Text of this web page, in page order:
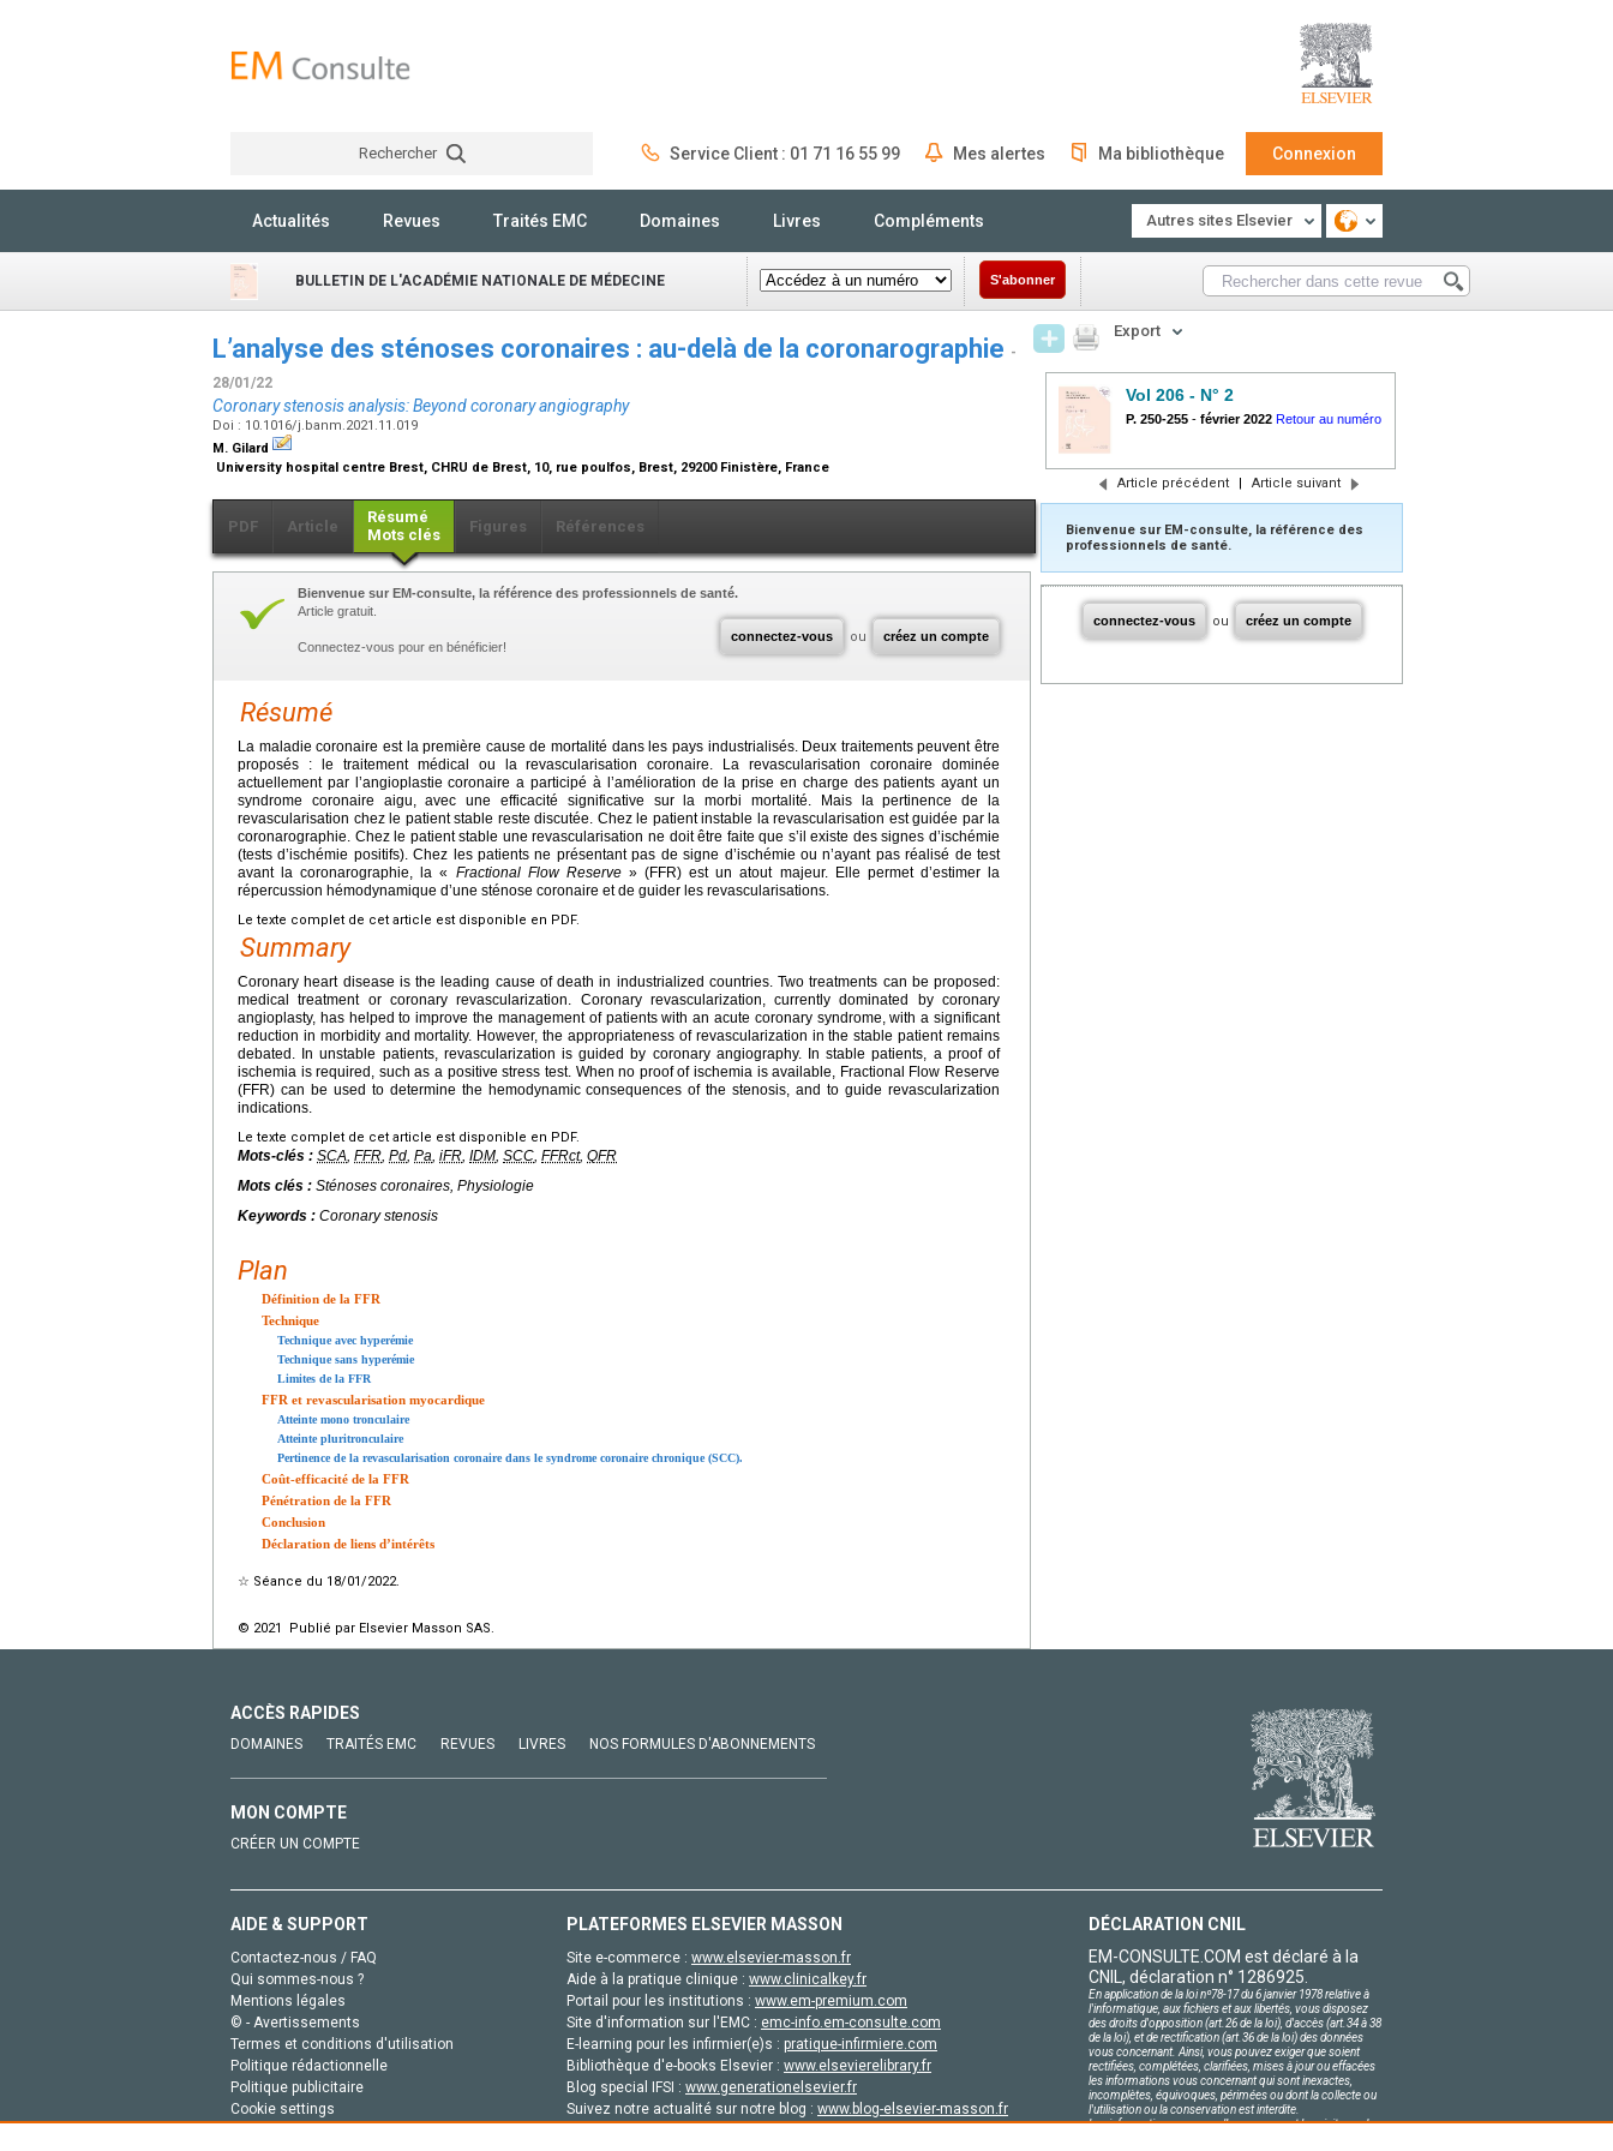
Rechercher Service Client : 01 71 16 55 99 Mes alertes Ma bibliothèque Connexion
Actualités Revues Traités EMC Domaines Livres Compléments Autres sites Elsevier
BULLETIN DE L'ACADÉMIE NATIONALE DE MÉDECINE S'abonner
L’analyse des sténoses coronaires : au-delà de la coronarographie -
28/01/22
Coronary stenosis analysis: Beyond coronary angiography
Doi : 10.1016/j.banm.2021.11.019
M. Gilard
University hospital centre Brest, CHRU de Brest, 10, rue poulfos, Brest, 29200 Finistère, France
PDF Article
Résumé
Mots clés
Figures Références
connectez-vous ou créez un compte
Bienvenue sur EM-consulte, la référence des professionnels de santé.
Article gratuit.
Connectez-vous pour en bénéficier!
Résumé
La maladie coronaire est la première cause de mortalité dans les pays industrialisés. Deux traitements peuvent être
proposés : le traitement médical ou la revascularisation coronaire. La revascularisation coronaire dominée
actuellement par l’angioplastie coronaire a participé à l’amélioration de la prise en charge des patients ayant un
syndrome coronaire aigu, avec une efficacité significative sur la morbi mortalité. Mais la pertinence de la
revascularisation chez le patient stable reste discutée. Chez le patient instable la revascularisation est guidée par la
coronarographie. Chez le patient stable une revascularisation ne doit être faite que s’il existe des signes d’ischémie
(tests d’ischémie positifs). Chez les patients ne présentant pas de signe d’ischémie ou n’ayant pas réalisé de test
avant la coronarographie, la « Fractional Flow Reserve» (FFR) est un atout majeur. Elle permet d’estimer la
répercussion hémodynamique d’une sténose coronaire et de guider les revascularisations.
Le texte complet de cet article est disponible en PDF.
Summary
Coronary heart disease is the leading cause of death in industrialized countries. Two treatments can be proposed:
medical treatment or coronary revascularization. Coronary revascularization, currently dominated by coronary
angioplasty, has helped to improve the management of patients with an acute coronary syndrome, with a significant
reduction in morbidity and mortality. However, the appropriateness of revascularization in the stable patient remains
debated. In unstable patients, revascularization is guided by coronary angiography. In stable patients, a proof of
ischemia is required, such as a positive stress test. When no proof of ischemia is available, Fractional Flow Reserve
(FFR) can be used to determine the hemodynamic consequences of the stenosis, and to guide revascularization
indications.
Le texte complet de cet article est disponible en PDF.
Mots-clés : SCA FFR Pd Pa iFR IDM SCC FFRct, QFR
Mots clés : Sténoses coronaires, Physiologie
Keywords : Coronary stenosis
Plan
Définition de la FFR
Technique
Technique avec hyperémie
Technique sans hyperémie
Limites de la FFR
FFR et revascularisation myocardique
Atteinte mono tronculaire
Atteinte pluritronculaire
Pertinence de la revascularisation coronaire dans le syndrome coronaire chronique (SCC).
Coût-efficacité de la FFR
Pénétration de la FFR
Conclusion
Déclaration de liens d’intérêts
☆ Séance du 18/01/2022.
© 2021 Publié par Elsevier Masson SAS.
Export
Vol 206 - N° 2
P. 250-255 - février 2022 Retour au numéro
Article précédent | Article suivant
Bienvenue sur EM-consulte, la référence des
professionnels de santé.
connectez-vous ou créez un compte
ACCÈS RAPIDES
DOMAINES TRAITÉS EMC REVUES LIVRES NOS FORMULES D'ABONNEMENTS
MON COMPTE
CRÉER UN COMPTE
AIDE & SUPPORT
Contactez-nous / FAQ
Qui sommes-nous ?
Mentions légales
© - Avertissements
Termes et conditions d'utilisation
Politique rédactionnelle
Politique publicitaire
Cookie settings
PLATEFORMES ELSEVIER MASSON
Site e-commerce : www.elsevier-masson.fr
Aide à la pratique clinique : www.clinicalkey.fr
Portail pour les institutions : www.em-premium.com
Site d'information sur l'EMC : emc-info.em-consulte.com
E-learning pour les infirmier(e)s : pratique-infirmiere.com
Bibliothèque d'e-books Elsevier : www.elsevierelibrary.fr
Blog special IFSI : www.generationelsevier.fr
Suivez notre actualité sur notre blog : www.blog-elsevier-masson.fr
DÉCLARATION CNIL
EM-CONSULTE.COM est déclaré à la
CNIL, déclaration n° 1286925.
En application de la loi nº78-17 du 6 janvier 1978 relative à
l'informatique, aux fichiers et aux libertés, vous disposez
des droits d'opposition (art.26 de la loi), d'accès (art.34 à 38
de la loi), et de rectification (art.36 de la loi) des données
vous concernant. Ainsi, vous pouvez exiger que soient
rectifiées, complétées, clarifiées, mises à jour ou effacées
les informations vous concernant qui sont inexactes,
incomplètes, équivoques, périmées ou dont la collecte ou
l'utilisation ou la conservation est interdite.
Les informations personnelles concernant les visiteurs de